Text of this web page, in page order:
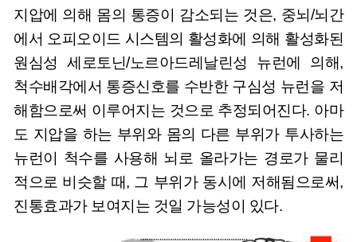
지압에 의해 몸의 통증이 감소되는 것은, 중뇌/뇌간
에서 오피오이드 시스템의 활성화에 의해 활성화된
원심성 세로토닌/노르아드레날린성 뉴런에 의해,
척수배각에서 통증신호를 수반한 구심성 뉴런을 저
해함으로써 이루어지는 것으로 추정되어진다. 아마
도 지압을 하는 부위와 몸의 다른 부위가 투사하는
뉴런이 척수를 사용해 뇌로 올라가는 경로가 물리
적으로 비슷할 때, 그 부위가 동시에 저해됨으로써,
진통효과가 보여지는 것일 가능성이 있다.